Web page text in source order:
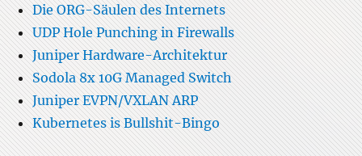
Die ORG-Säulen des Internets
UDP Hole Punching in Firewalls
Juniper Hardware-Architektur
Sodola 8x 10G Managed Switch
Juniper EVPN/VXLAN ARP
Kubernetes is Bullshit-Bingo